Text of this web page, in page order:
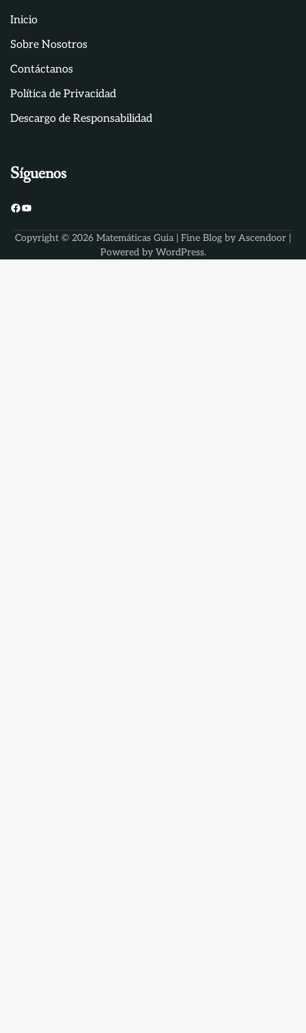
Inicio
Sobre Nosotros
Contáctanos
Política de Privacidad
Descargo de Responsabilidad
Síguenos
Facebook
YouTube
Copyright © 2026 Matemáticas Guia | Fine Blog by Ascendoor |
Powered by WordPress.